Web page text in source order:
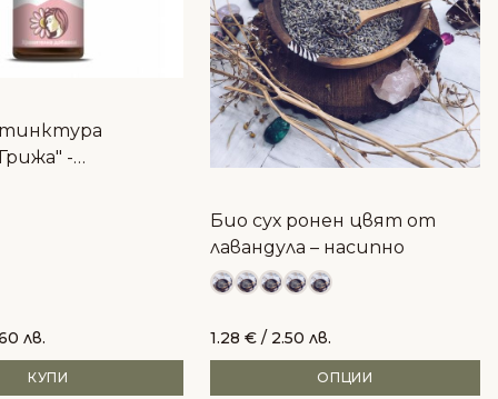
тинктура
-
лв.
КУПИ
Био сух ронен цвят от
лавандула – насипно
1.28 €/ 2.50 лв.
ОПЦИИ